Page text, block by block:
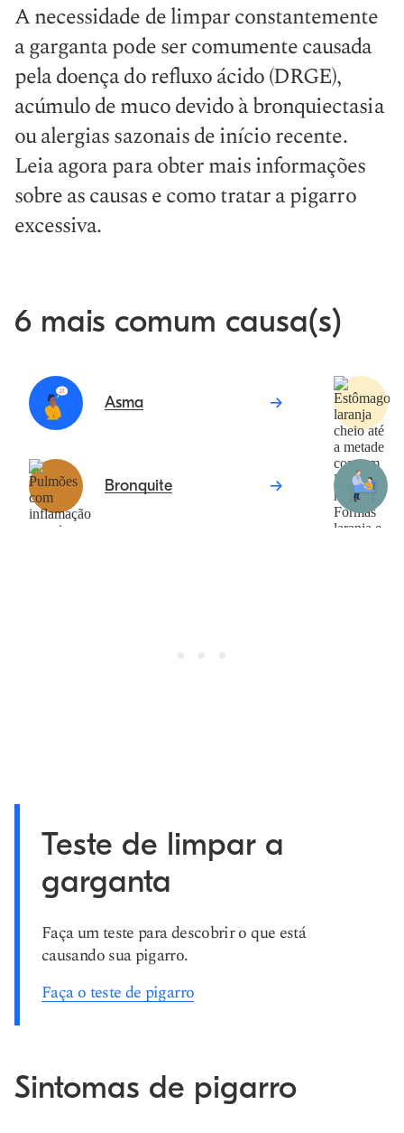
A necessidade de limpar constantemente
a garganta pode ser comumente causada
pela doença do refluxo ácido (DRGE),
acúmulo de muco devido à bronquiectasia
ou alergias sazonais de início recente.
Leia agora para obter mais informações
sobre as causas e como tratar a pigarro
excessiva.
6 mais comum causa(s)
Asma
Bronquite
Teste de limpar a
garganta
Faça um teste para descobrir o que está
causando sua pigarro.
Faça o teste de pigarro
Sintomas de pigarro